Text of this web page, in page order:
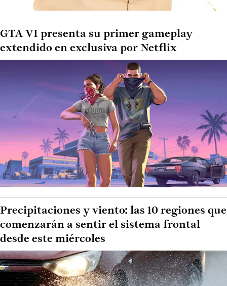
GTA VI presenta su primer gameplay
extendido en exclusiva por Netflix
Precipitaciones y viento: las 10 regiones que
comenzarán a sentir el sistema frontal
desde este miércoles